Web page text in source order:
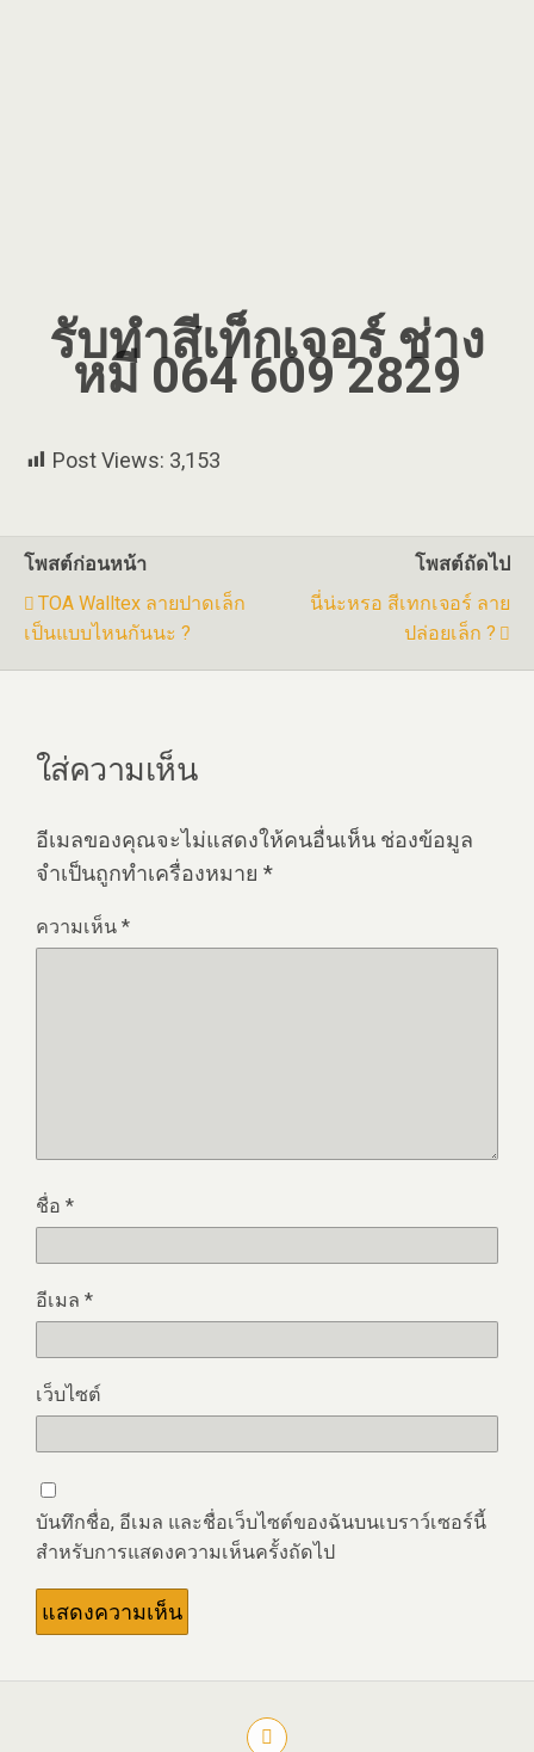
รับทำสีเท็กเจอร์ ช่าง
หมี 064 609 2829
Post Views: 3,153
โพสต์ก่อนหน้า
TOA Walltex ลายปาดเล็ก
เป็นแบบไหนกันนะ ?
โพสต์ถัดไป
นี่น่ะหรอ สีเทกเจอร์ ลาย
ปล่อยเล็ก ?
ใส่ความเห็น
อีเมลของคุณจะไม่แสดงให้คนอื่นเห็น ช่องข้อมูล
จำเป็นถูกทำเครื่องหมาย *
ความเห็น *
ชื่อ *
อีเมล *
เว็บไซต์
บันทึกชื่อ, อีเมล และชื่อเว็บไซต์ของฉันบนเบราว์เซอร์นี้
สำหรับการแสดงความเห็นครั้งถัดไป